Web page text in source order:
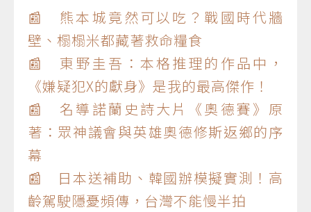
📰 熊本城竟然可以吃？戰國時代牆
壁、榻榻米都藏著救命糧食
📰 東野圭吾：本格推理的作品中，
《嫌疑犯X的獻身》是我的最高傑作！
📰 名導諾蘭史詩大片《奧德賽》原
著：眾神議會與英雄奧德修斯返鄉的序
幕
📰 日本送補助、韓國辦模擬實測！高
齡駕駛隱憂頻傳，台灣不能慢半拍